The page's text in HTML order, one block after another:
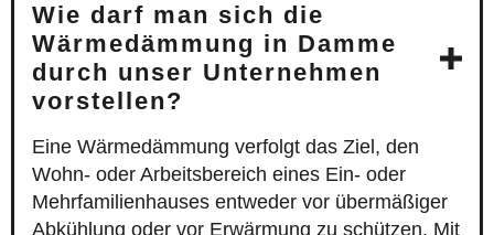
Wie darf man sich die
Wärmedämmung in Damme
durch unser Unternehmen
vorstellen?
Eine Wärmedämmung verfolgt das Ziel, den
Wohn- oder Arbeitsbereich eines Ein- oder
Mehrfamilienhauses entweder vor übermäßiger
Abkühlung oder vor Erwärmung zu schützen. Mit